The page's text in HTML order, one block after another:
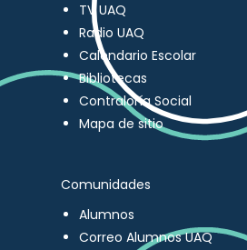
TV UAQ
Radio UAQ
Calendario Escolar
Bibliotecas
Contraloría Social
Mapa de sitio
Comunidades
Alumnos
Correo Alumnos UAQ